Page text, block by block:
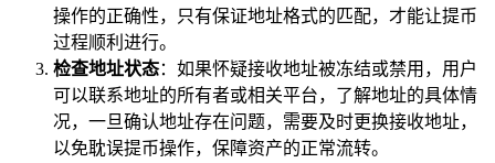
操作的正确性，只有保证地址格式的匹配，才能让提币
过程顺利进行。
检查地址状态：如果怀疑接收地址被冻结或禁用，用户
可以联系地址的所有者或相关平台，了解地址的具体情
况，一旦确认地址存在问题，需要及时更换接收地址，
以免耽误提币操作，保障资产的正常流转。